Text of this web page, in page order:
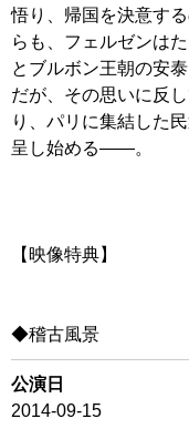
悟り、帰国を決意す
らも、フェルゼンは
とブルボン王朝の安
だが、その思いに反
り、パリに集結した
呈し始める――。
【映像特典】
◆稽古風景
公演日
2014-09-15